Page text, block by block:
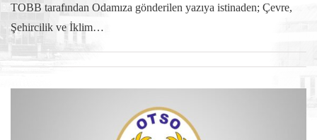
TOBB tarafından Odamıza gönderilen yazıya istinaden; Çevre,
Şehircilik ve İklim…